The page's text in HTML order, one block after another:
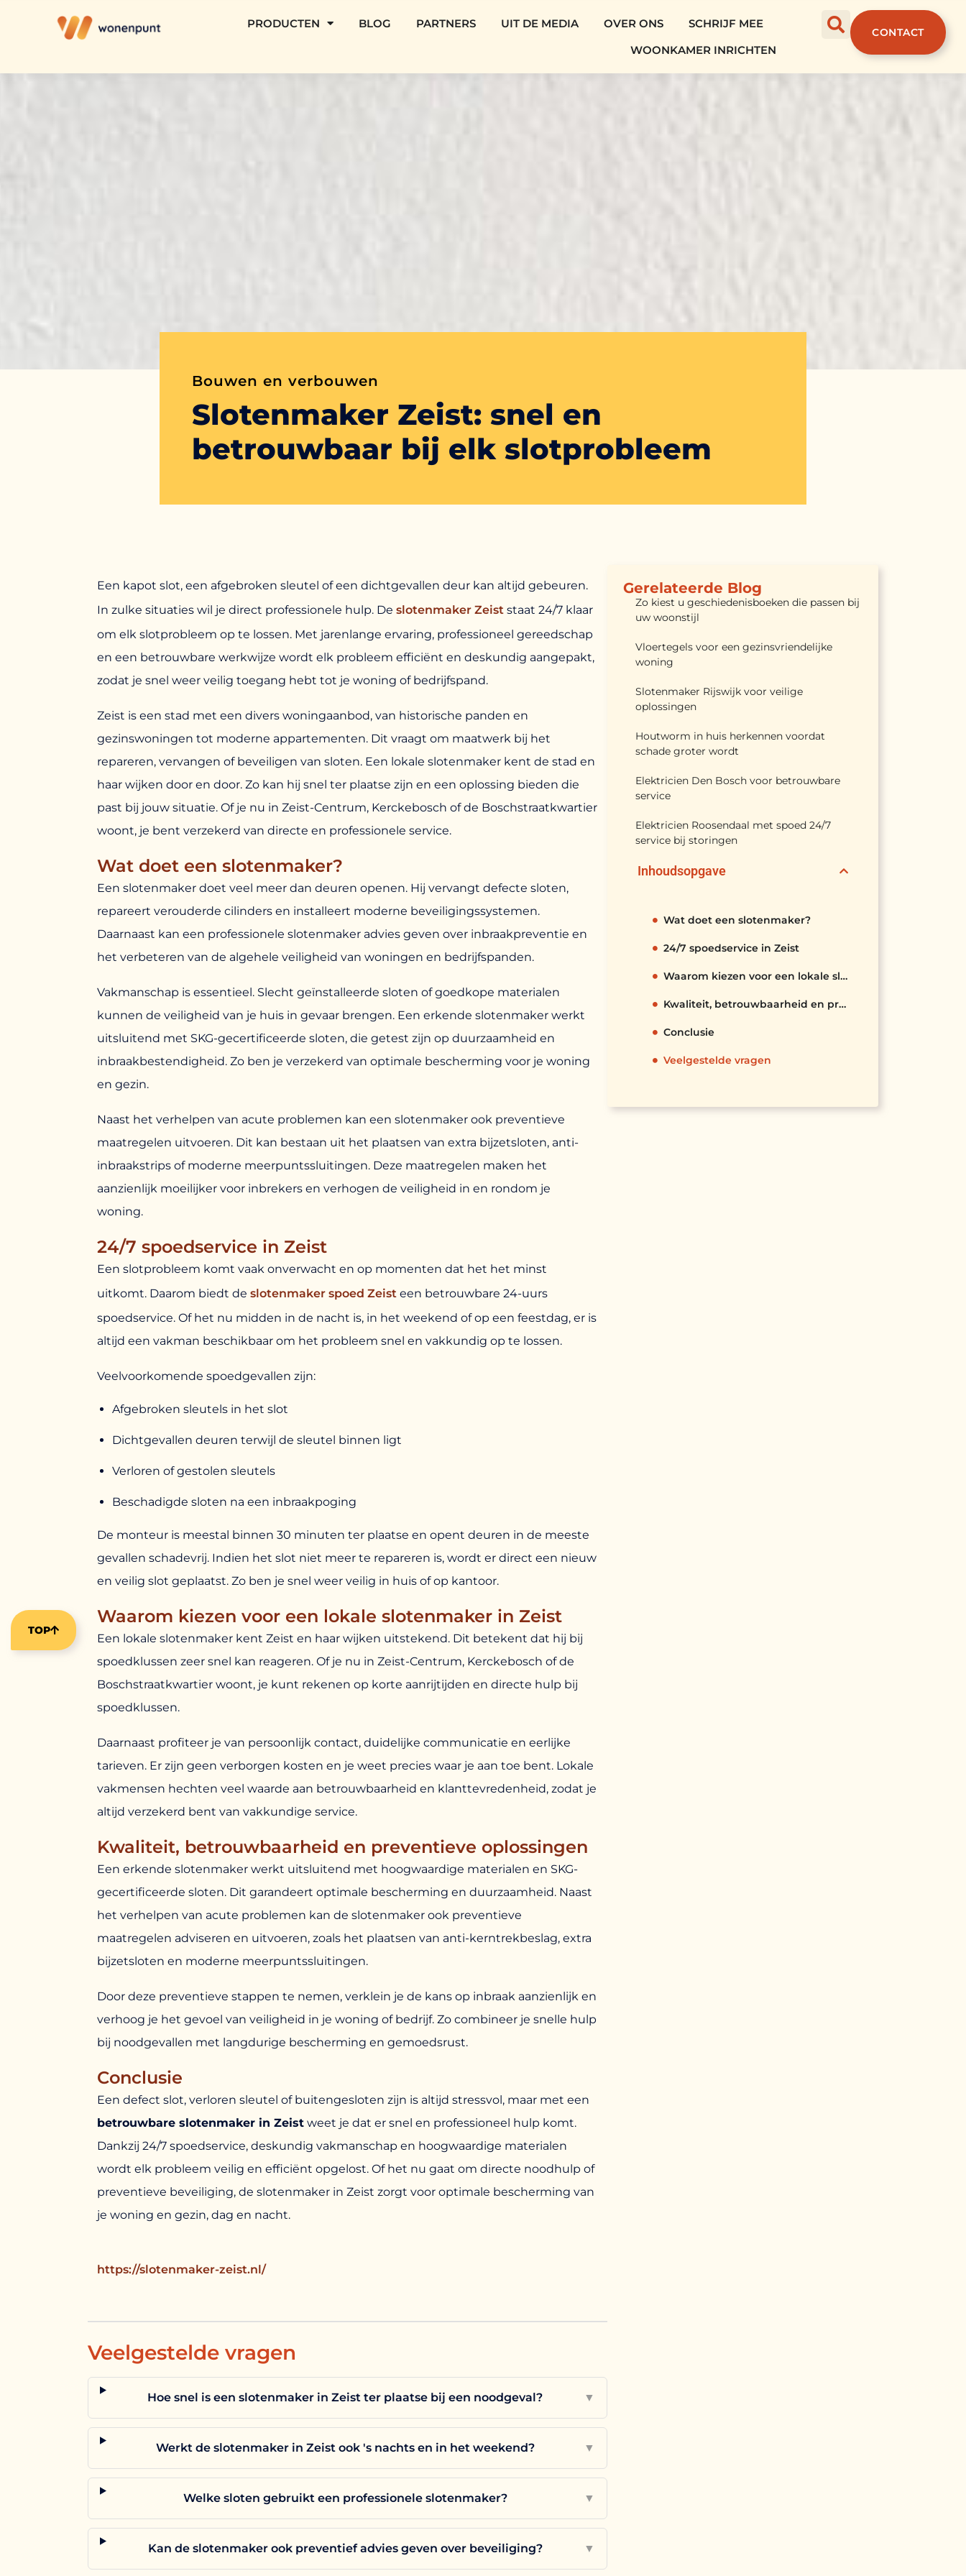
TOP
PRODUCTEN BLOG PARTNERS UIT DE MEDIA OVER ONS
SCHRIJF MEE
WOONKAMER INRICHTEN
CONTACT
Bouwen en verbouwen
Slotenmaker Zeist: snel en
betrouwbaar bij elk slotprobleem
Een kapot slot, een afgebroken sleutel of een dichtgevallen deur kan altijd gebeuren.
In zulke situaties wil je direct professionele hulp. De slotenmaker Zeist staat 24/7 klaar
om elk slotprobleem op te lossen. Met jarenlange ervaring, professioneel gereedschap
en een betrouwbare werkwijze wordt elk probleem efficiënt en deskundig aangepakt,
zodat je snel weer veilig toegang hebt tot je woning of bedrijfspand.
Zeist is een stad met een divers woningaanbod, van historische panden en
gezinswoningen tot moderne appartementen. Dit vraagt om maatwerk bij het
repareren, vervangen of beveiligen van sloten. Een lokale slotenmaker kent de stad en
haar wijken door en door. Zo kan hij snel ter plaatse zijn en een oplossing bieden die
past bij jouw situatie. Of je nu in Zeist-Centrum, Kerckebosch of de Boschstraatkwartier
woont, je bent verzekerd van directe en professionele service.
Wat doet een slotenmaker?
Een slotenmaker doet veel meer dan deuren openen. Hij vervangt defecte sloten,
repareert verouderde cilinders en installeert moderne beveiligingssystemen.
Daarnaast kan een professionele slotenmaker advies geven over inbraakpreventie en
het verbeteren van de algehele veiligheid van woningen en bedrijfspanden.
Vakmanschap is essentieel. Slecht geïnstalleerde sloten of goedkope materialen
kunnen de veiligheid van je huis in gevaar brengen. Een erkende slotenmaker werkt
uitsluitend met SKG-gecertificeerde sloten, die getest zijn op duurzaamheid en
inbraakbestendigheid. Zo ben je verzekerd van optimale bescherming voor je woning
en gezin.
Naast het verhelpen van acute problemen kan een slotenmaker ook preventieve
maatregelen uitvoeren. Dit kan bestaan uit het plaatsen van extra bijzetsloten, anti-
inbraakstrips of moderne meerpuntssluitingen. Deze maatregelen maken het
aanzienlijk moeilijker voor inbrekers en verhogen de veiligheid in en rondom je
woning.
24/7 spoedservice in Zeist
Een slotprobleem komt vaak onverwacht en op momenten dat het het minst
uitkomt. Daarom biedt de slotenmaker spoed Zeist een betrouwbare 24-uurs
spoedservice. Of het nu midden in de nacht is, in het weekend of op een feestdag, er is
altijd een vakman beschikbaar om het probleem snel en vakkundig op te lossen.
Veelvoorkomende spoedgevallen zijn:
Afgebroken sleutels in het slot
Dichtgevallen deuren terwijl de sleutel binnen ligt
Verloren of gestolen sleutels
Beschadigde sloten na een inbraakpoging
De monteur is meestal binnen 30 minuten ter plaatse en opent deuren in de meeste
gevallen schadevrij. Indien het slot niet meer te repareren is, wordt er direct een nieuw
en veilig slot geplaatst. Zo ben je snel weer veilig in huis of op kantoor.
Waarom kiezen voor een lokale slotenmaker in Zeist
Een lokale slotenmaker kent Zeist en haar wijken uitstekend. Dit betekent dat hij bij
spoedklussen zeer snel kan reageren. Of je nu in Zeist-Centrum, Kerckebosch of de
Boschstraatkwartier woont, je kunt rekenen op korte aanrijtijden en directe hulp bij
spoedklussen.
Daarnaast profiteer je van persoonlijk contact, duidelijke communicatie en eerlijke
tarieven. Er zijn geen verborgen kosten en je weet precies waar je aan toe bent. Lokale
vakmensen hechten veel waarde aan betrouwbaarheid en klanttevredenheid, zodat je
altijd verzekerd bent van vakkundige service.
Kwaliteit, betrouwbaarheid en preventieve oplossingen
Een erkende slotenmaker werkt uitsluitend met hoogwaardige materialen en SKG-
gecertificeerde sloten. Dit garandeert optimale bescherming en duurzaamheid. Naast
het verhelpen van acute problemen kan de slotenmaker ook preventieve
maatregelen adviseren en uitvoeren, zoals het plaatsen van anti-kerntrekbeslag, extra
bijzetsloten en moderne meerpuntssluitingen.
Door deze preventieve stappen te nemen, verklein je de kans op inbraak aanzienlijk en
verhoog je het gevoel van veiligheid in je woning of bedrijf. Zo combineer je snelle hulp
bij noodgevallen met langdurige bescherming en gemoedsrust.
Conclusie
Een defect slot, verloren sleutel of buitengesloten zijn is altijd stressvol, maar met een
betrouwbare slotenmaker in Zeist weet je dat er snel en professioneel hulp komt.
Dankzij 24/7 spoedservice, deskundig vakmanschap en hoogwaardige materialen
wordt elk probleem veilig en efficiënt opgelost. Of het nu gaat om directe noodhulp of
preventieve beveiliging, de slotenmaker in Zeist zorgt voor optimale bescherming van
je woning en gezin, dag en nacht.
https://slotenmaker-zeist.nl/
Veelgestelde vragen
Hoe snel is een slotenmaker in Zeist ter plaatse bij een noodgeval? ▼
Werkt de slotenmaker in Zeist ook 's nachts en in het weekend? ▼
Welke sloten gebruikt een professionele slotenmaker? ▼
Kan de slotenmaker ook preventief advies geven over beveiliging? ▼
Gerelateerde Blog
Zo kiest u geschiedenisboeken die passen bij
uw woonstijl
Vloertegels voor een gezinsvriendelijke
woning
Slotenmaker Rijswijk voor veilige
oplossingen
Houtworm in huis herkennen voordat
schade groter wordt
Elektricien Den Bosch voor betrouwbare
service
Elektricien Roosendaal met spoed 24/7
service bij storingen
Inhoudsopgave
Wat doet een slotenmaker?
24/7 spoedservice in Zeist
Waarom kiezen voor een lokale slotenmaker in Zeist
Kwaliteit, betrouwbaarheid en preventieve oplossingen
Conclusie
Veelgestelde vragen